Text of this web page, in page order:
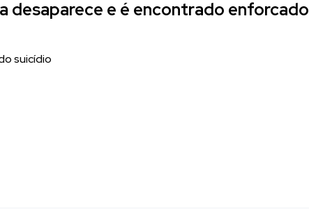
desaparece e é encontrado enforcado
suicídio